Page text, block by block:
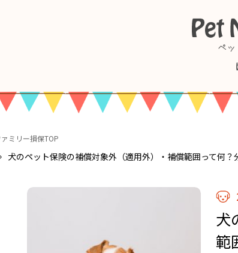
ミリー損保TOP
犬のペット保険の補償対象外（適用外）・補償範囲って何？
犬
範